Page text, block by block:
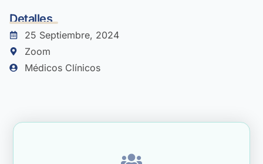
Detalles
25 Septiembre, 2024
Zoom
Médicos Clínicos